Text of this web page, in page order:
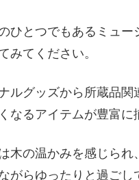
ひとつでもあるミュ
みてください。
ルグッズから所蔵品
なるアイテムが豊富に
木の温かみを感じら
がらゆったりと過ごし